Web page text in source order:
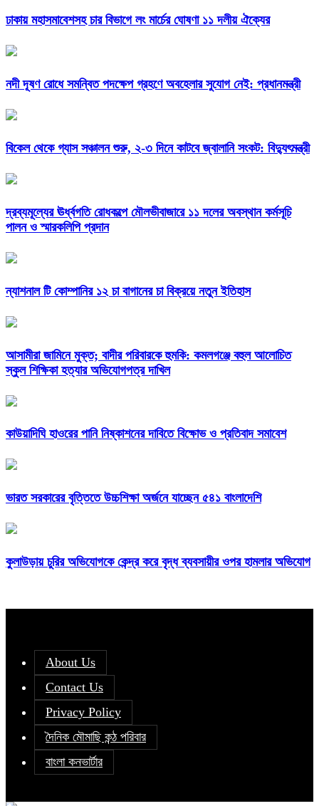
ঢাকায় মহাসমাবেশসহ চার বিভাগে লং মার্চের ঘোষণা ১১ দলীয় ঐক্যের
নদী দূষণ রোধে সমন্বিত পদক্ষেপ গ্রহণে অবহেলার সুযোগ নেই: প্রধানমন্ত্রী
বিকেল থেকে গ্যাস সঞ্চালন শুরু, ২-৩ দিনে কাটবে জ্বালানি সংকট: বিদ্যুৎমন্ত্রী
দ্রব্যমূল্যের ঊর্ধ্বগতি রোধকল্পে মৌলভীবাজারে ১১ দলের অবস্থান কর্মসূচি
পালন ও স্মারকলিপি প্রদান
ন্যাশনাল টি কোম্পানির ১২ চা বাগানের চা বিক্রয়ে নতুন ইতিহাস
আসামীরা জামিনে মুক্ত; বাদীর পরিবারকে হুমকি: কমলগঞ্জে বহুল আলোচিত
স্কুল শিক্ষিকা হত্যার অভিযোগপত্র দাখিল
কাউয়াদিঘি হাওরের পানি নিষ্কাশনের দাবিতে বিক্ষোভ ও প্রতিবাদ সমাবেশ
ভারত সরকারের বৃত্তিতে উচ্চশিক্ষা অর্জনে যাচ্ছেন ৫৪১ বাংলাদেশি
কুলাউড়ায় চুরির অভিযোগকে কেন্দ্র করে বৃদ্ধ ব্যবসায়ীর ওপর হামলার অভিযোগ
About Us
Contact Us
Privacy Policy
দৈনিক মৌমাছি কন্ঠ পরিবার
বাংলা কনভার্টার